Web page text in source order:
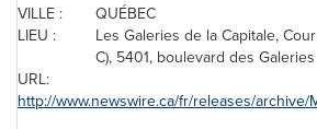
VILLE :
QUÉBEC
LIEU :
Les Galeries de la Capitale,
C), 5401, boulevard des Galeries
URL:
http://www.newswire.ca/fr/releases/archive/